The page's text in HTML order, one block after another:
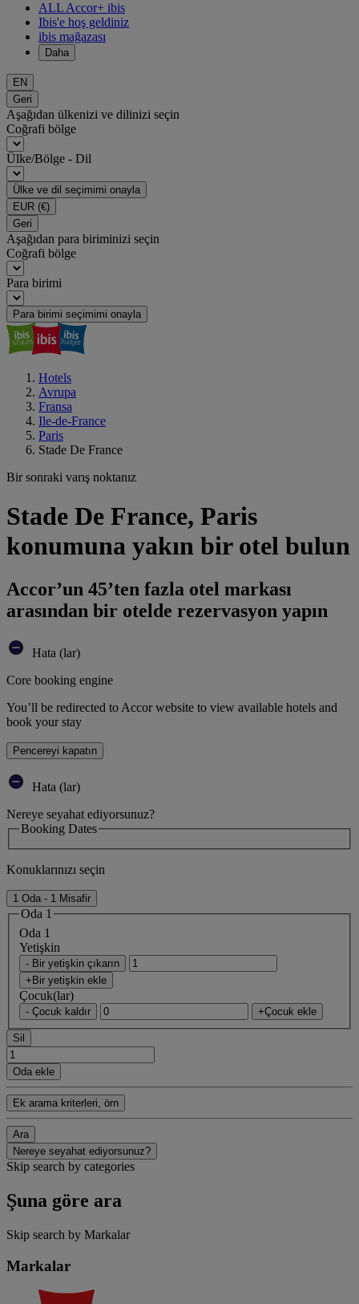
ALL Accor+ ibis
Ibis'e hoş geldiniz
ibis mağazası
Daha
EN
Geri
Aşağıdan ülkenizi ve dilinizi seçin
Coğrafi bölge
Ülke/Bölge - Dil
Ülke ve dil seçimimi onayla
EUR (€)
Geri
Aşağıdan para biriminizi seçin
Coğrafi bölge
Para birimi
Para birimi seçimimi onayla
Hotels
Avrupa
Fransa
Ile-de-France
Paris
Stade De France
Bir sonraki varış noktanız
Stade De France, Paris
konumuna yakın bir otel bulun
Accor’un 45’ten fazla otel markası
arasından bir otelde rezervasyon yapın
Hata (lar)
Core booking engine
You’ll be redirected to Accor website to view available hotels and
book your stay
Pencereyi kapatın
Hata (lar)
Nereye seyahat ediyorsunuz?
Booking Dates
Konuklarınızı seçin
1 Oda - 1 Misafir
Oda 1
Oda 1
Yetişkin
- Bir yetişkin çıkarın
+Bir yetişkin ekle
Çocuk(lar)
- Çocuk kaldır +Çocuk ekle
Sil
Oda ekle
Ek arama kriterleri, örn
Ara
Nereye seyahat ediyorsunuz?
Skip search by categories
Şuna göre ara
Skip search by Markalar
Markalar